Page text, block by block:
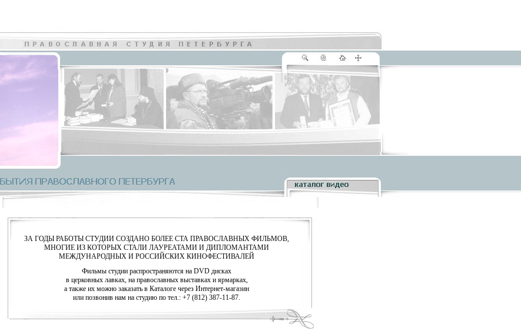
ЗА ГОДЫ РАБОТЫ СТУДИИ СОЗДАНО БОЛЕЕ СТА ПРАВОСЛАВНЫХ ФИЛЬМОВ,
МНОГИЕ ИЗ КОТОРЫХ СТАЛИ ЛАУРЕАТАМИ И ДИПЛОМАНТАМИ
МЕЖДУНАРОДНЫХ И РОССИЙСКИХ КИНОФЕСТИВАЛЕЙ
Фильмы студии распространяются на DVD дисках
в церковных лавках, на православных выставках и ярмарках,
а также их можно заказать в Каталоге через Интернет-магазин
или позвонив нам на студию по тел.: +7 (812) 387-11-87.